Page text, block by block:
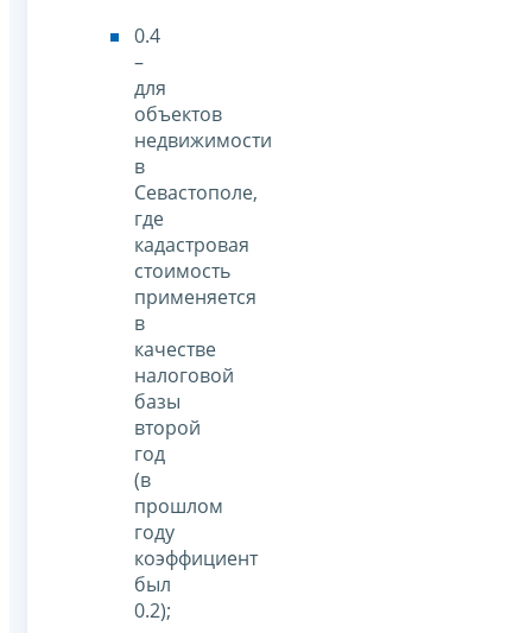
0.4
–
для
объектов
недвижимости
в
Севастополе,
где
кадастровая
стоимость
применяется
в
качестве
налоговой
базы
второй
год
(в
прошлом
году
коэффициент
был
0.2);